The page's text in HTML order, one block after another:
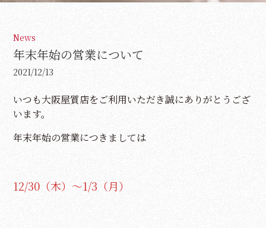
News
年末年始の営業について
2021/12/13
いつも大阪屋質店をご利用いただき誠にありがとうござ
います。
年末年始の営業につきましては
12/30（木）～1/3（月）